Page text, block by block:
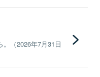
（2026年7月31日